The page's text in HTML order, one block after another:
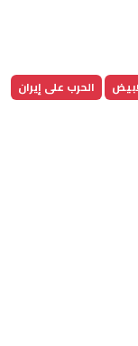
الحرب على إيران